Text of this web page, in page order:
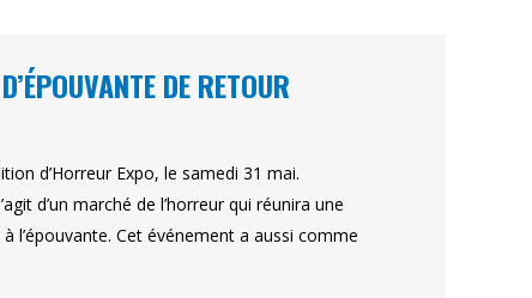
DE RETOUR
d’Horreur Expo, le samedi 31 mai.
d’un marché de l’horreur qui réunira une
l’épouvante. Cet événement a aussi comme